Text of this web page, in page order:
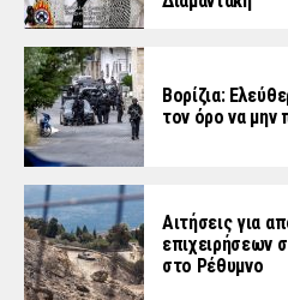
Βορίζια:
τον όρο να μην
Αιτήσεις για
επιχειρήσεων
στο Ρέθυμνο